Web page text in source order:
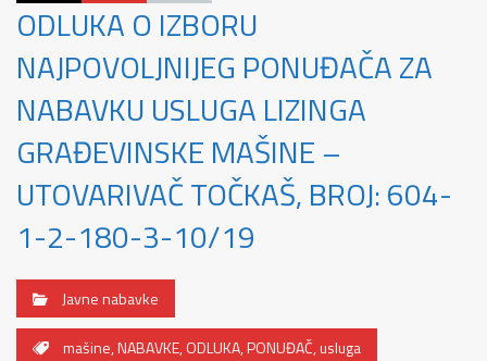
ODLUKA O IZBORU
NAJPOVOLJNIJEG PONUĐAČA ZA
NABAVKU USLUGA LIZINGA
GRAĐEVINSKE MAŠINE –
UTOVARIVAČ TOČKAŠ, BROJ: 604-
1-2-180-3-10/19
Javne nabavke
mašine,NABAVKE,ODLUKA,PONUĐAČ,usluga